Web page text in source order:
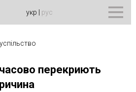
укр рус
перекриють